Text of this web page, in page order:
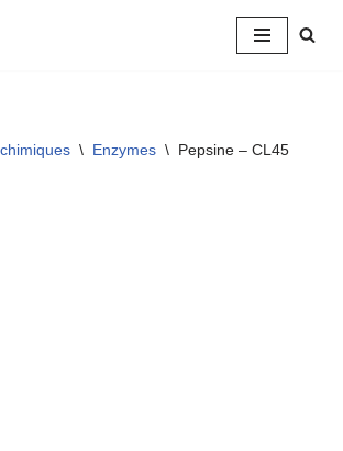
\ Enzymes \ Pepsine – CL45